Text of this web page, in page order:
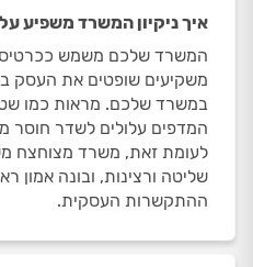
איך ניקיון המשרד משפיע
המשרד שלכם משמש ככרטיס
משקיעים שופטים את העסק
במשרד שלכם. מראות כמו
המדפים עלולים לשדר חוסר
לעומת זאת, משרד מצוחצח
שליטה ורצינות, ובונה אמון
ההתקשרות העסקית.